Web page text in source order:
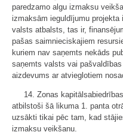
paredzamo algu izmaksu
izmaksām ieguldījumu
valsts atbalsts, tas ir,
pašas saimnieciskajiem
kuriem nav saņemts nekāds
saņemts valsts vai
aizdevums ar atvieglotiem
14. Zonas
atbilstoši šā likuma 1. panta
uzsākti tikai pēc tam, kad
izmaksu veikšanu.